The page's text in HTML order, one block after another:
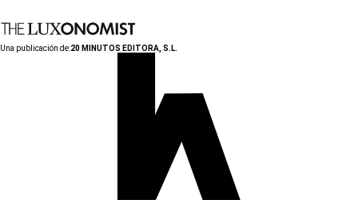
Una publicación de:20 MINUTOS EDITORA, S.L.